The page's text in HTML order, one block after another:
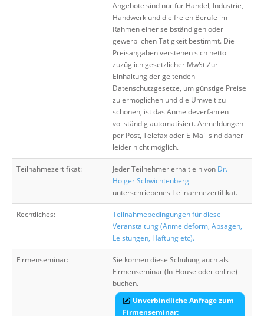
Angebote sind nur für Handel, Industrie,
Handwerk und die freien Berufe im
Rahmen einer selbständigen oder
gewerblichen Tätigkeit bestimmt. Die
Preisangaben verstehen sich netto
zuzüglich gesetzlicher MwSt.Zur
Einhaltung der geltenden
Datenschutzgesetze, um günstige Preise
zu ermöglichen und die Umwelt zu
schonen, ist das Anmeldeverfahren
vollständig automatisiert. Anmeldungen
per Post, Telefax oder E-Mail sind daher
leider nicht möglich.
Teilnahmezertifikat: Jeder Teilnehmer erhält ein von Dr.
Holger Schwichtenberg
unterschriebenes Teilnahmezertifikat.
Rechtliches:
Teilnahmebedingungen für diese
Veranstaltung (Anmeldeform, Absagen,
Leistungen, Haftung etc).
Firmenseminar:
Sie können diese Schulung auch als
Firmenseminar (In-House oder online)
buchen.
Unverbindliche Anfrage zum
Firmenseminar: